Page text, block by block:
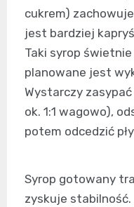
cukrem)
jest bardziej
Taki syrop
planowane jest
Wystarczy
ok. 1:1 wagowo),
potem odcedzić
Syrop gotowany
zyskuje stabilność.